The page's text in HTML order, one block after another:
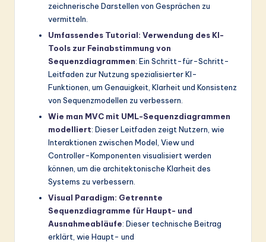
zeichnerische Darstellen von Gesprächen zu
vermitteln.
Umfassendes Tutorial: Verwendung des KI-
Tools zur Feinabstimmung von
Sequenzdiagrammen: Ein Schritt-für-Schritt-
Leitfaden zur Nutzung spezialisierter KI-
Funktionen, um Genauigkeit, Klarheit und Konsistenz
von Sequenzmodellen zu verbessern.
Wie man MVC mit UML-Sequenzdiagrammen
modelliert: Dieser Leitfaden zeigt Nutzern, wie
Interaktionen zwischen Model, View und
Controller-Komponenten visualisiert werden
können, um die architektonische Klarheit des
Systems zu verbessern.
Visual Paradigm: Getrennte
Sequenzdiagramme für Haupt- und
Ausnahmeabläufe: Dieser technische Beitrag
erklärt, wie Haupt- und